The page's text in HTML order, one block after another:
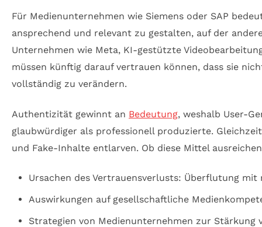
Für Medienunternehmen wie Siemens oder SAP
ansprechend und relevant zu gestalten, auf der
Unternehmen wie Meta, KI-gestützte
müssen künftig darauf vertrauen können, dass sie
vollständig zu verändern.
Authentizität gewinnt an Bedeutung, weshalb User-
glaubwürdiger als professionell produzierte.
und Fake-Inhalte entlarven. Ob diese Mittel
Ursachen des Vertrauensverlusts: Überflutung
Auswirkungen auf gesellschaftliche
Strategien von Medienunternehmen zur